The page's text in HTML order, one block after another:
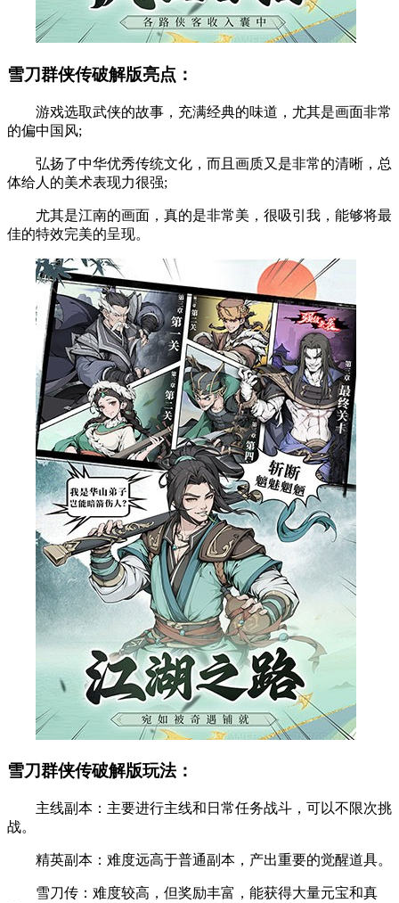
雪刀群侠传破解版亮点：
游戏选取武侠的故事，充满经典的味道，尤其是画面非常
的偏中国风;
弘扬了中华优秀传统文化，而且画质又是非常的清晰，总
体给人的美术表现力很强;
尤其是江南的画面，真的是非常美，很吸引我，能够将最
佳的特效完美的呈现。
雪刀群侠传破解版玩法：
主线副本：主要进行主线和日常任务战斗，可以不限次挑
战。
精英副本：难度远高于普通副本，产出重要的觉醒道具。
雪刀传：难度较高，但奖励丰富，能获得大量元宝和真